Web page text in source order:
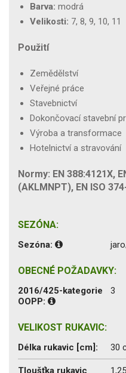
Barva: modrá
Velikosti: 7, 8, 9, 10, 11
Použití
Zemědělství
Veřejné práce
Stavebnictví
Dokončovací stavební
Výroba a transformace
Hotelnictví a stravování
Normy: EN 388:4121X,
(AKLMNPT), EN ISO
SEZÓNA:
Sezóna:
OBECNÉ POŽADAVKY:
2016/425-kategorie
OOPP:
3
VELIKOST RUKAVIC:
Délka rukavic [cm]: 30
Tloušťka rukavic